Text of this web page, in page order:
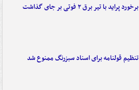
برخورد پراید با تیر برق ۲ فوتی بر جای گذاشت
تنظیم قولنامه برای اسناد سبزرنگ ممنوع شد